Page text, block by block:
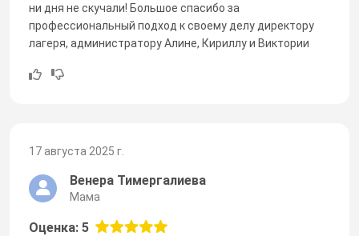
ни дня не скучали! Большое спасибо за
профессиональный подход к своему делу директору
лагеря, администратору Алине, Кириллу и Виктории
17 августа 2025 г.
Венера Тимергалиева
Мама
Оценка: 5